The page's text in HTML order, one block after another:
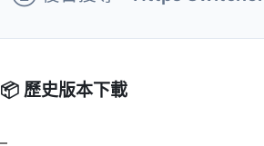
📦 歷史版本下載